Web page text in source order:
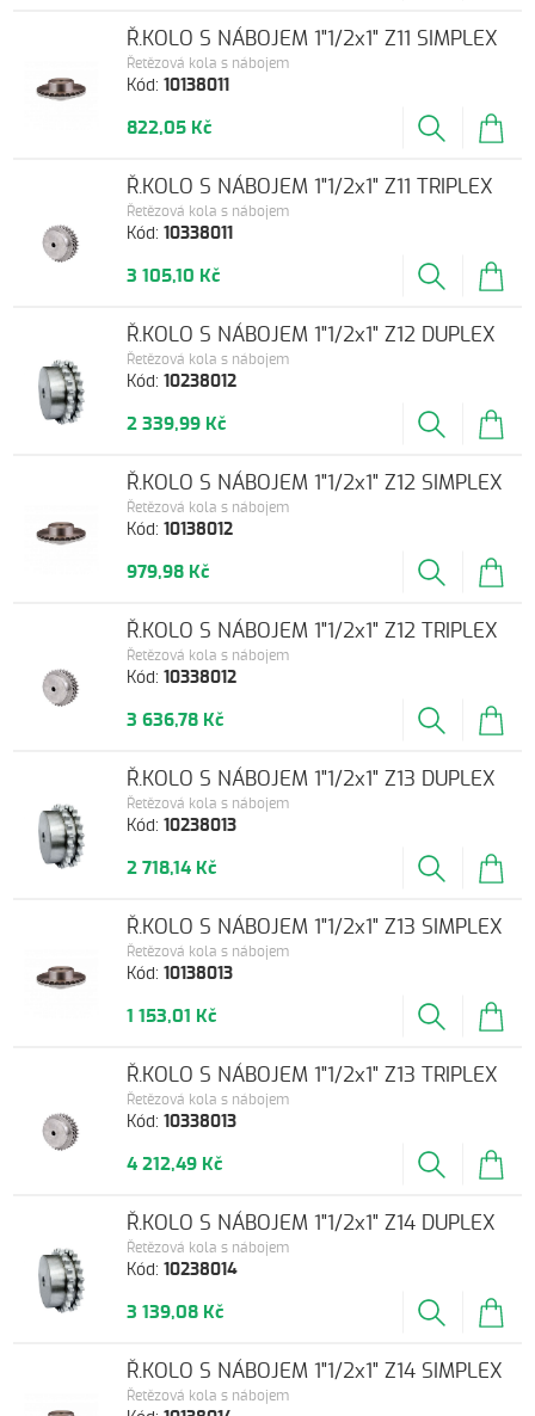
Kód:10138011
Řetězová kola s nábojem
Ř.KOLO S NÁBOJEM 1"1/2x1" Z11 SIMPLEX
822,05 Kč
Kód:10338011
Řetězová kola s nábojem
Ř.KOLO S NÁBOJEM 1"1/2x1" Z11 TRIPLEX
3 105,10 Kč
Kód:10238012
Řetězová kola s nábojem
Ř.KOLO S NÁBOJEM 1"1/2x1" Z12 DUPLEX
2 339,99 Kč
Kód:10138012
Řetězová kola s nábojem
Ř.KOLO S NÁBOJEM 1"1/2x1" Z12 SIMPLEX
979,98 Kč
Kód:10338012
Řetězová kola s nábojem
Ř.KOLO S NÁBOJEM 1"1/2x1" Z12 TRIPLEX
3 636,78 Kč
Kód:10238013
Řetězová kola s nábojem
Ř.KOLO S NÁBOJEM 1"1/2x1" Z13 DUPLEX
2 718,14 Kč
Kód:10138013
Řetězová kola s nábojem
Ř.KOLO S NÁBOJEM 1"1/2x1" Z13 SIMPLEX
1 153,01 Kč
Kód:10338013
Řetězová kola s nábojem
Ř.KOLO S NÁBOJEM 1"1/2x1" Z13 TRIPLEX
4 212,49 Kč
Kód:10238014
Řetězová kola s nábojem
Ř.KOLO S NÁBOJEM 1"1/2x1" Z14 DUPLEX
3 139,08 Kč
Řetězová kola s nábojem
Ř.KOLO S NÁBOJEM 1"1/2x1" Z14 SIMPLEX